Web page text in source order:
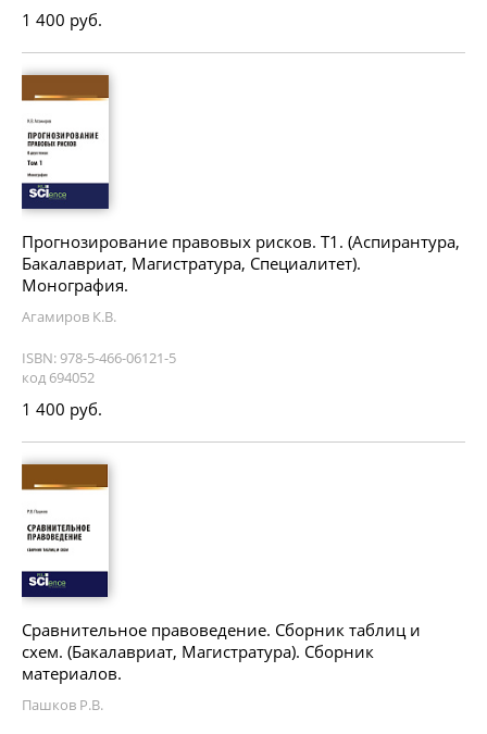
1 400 руб.
Прогнозирование правовых рисков. Т1. (Аспирантура,
Бакалавриат, Магистратура, Специалитет).
Монография.
Агамиров К.В.
ISBN: 978-5-466-06121-5
код 694052
1 400 руб.
Сравнительное правоведение. Сборник таблиц и
схем. (Бакалавриат, Магистратура). Сборник
материалов.
Пашков Р.В.